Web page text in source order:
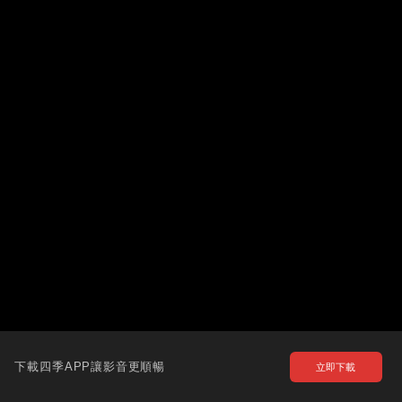
下載四季APP讓影音更順暢 立即下載